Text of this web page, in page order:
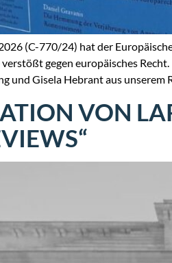
(C-770/24) hat der
gegen europäisches
und Gisela Hebrant aus
VON